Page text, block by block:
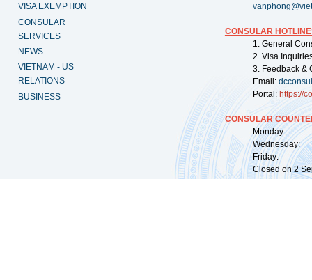
VISA EXEMPTION
CONSULAR
SERVICES
NEWS
VIETNAM - US
RELATIONS
BUSINESS
CONSULAR
1. General
2. Visa
3. Feedback &
Email:
Portal: https://
CONSULAR
Monday:
Wednesday:
Friday:
Closed on 2